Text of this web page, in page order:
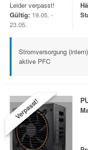
Leider verpasst!
Gültig: 19.05. -
23.05.
Stromversorgung
aktive PFC
Verpasst!